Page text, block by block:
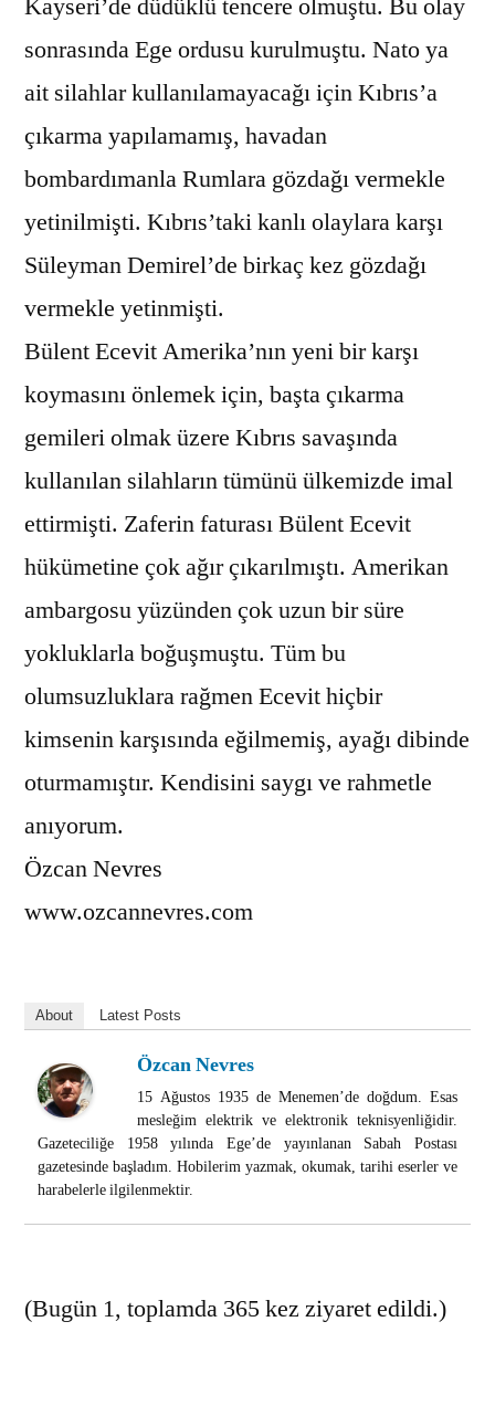
sonrasında Ege ordusu kurulmuştu. Nato ya
ait silahlar kullanılamayacağı için Kıbrıs’a
çıkarma yapılamamış, havadan
bombardımanla Rumlara gözdağı vermekle
yetinilmişti. Kıbrıs’taki kanlı olaylara karşı
Süleyman Demirel’de birkaç kez gözdağı
vermekle yetinmişti.
Bülent Ecevit Amerika’nın yeni bir karşı
koymasını önlemek için, başta çıkarma
gemileri olmak üzere Kıbrıs savaşında
kullanılan silahların tümünü ülkemizde imal
ettirmişti. Zaferin faturası Bülent Ecevit
hükümetine çok ağır çıkarılmıştı. Amerikan
ambargosu yüzünden çok uzun bir süre
yokluklarla boğuşmuştu. Tüm bu
olumsuzluklara rağmen Ecevit hiçbir
kimsenin karşısında eğilmemiş, ayağı dibinde
oturmamıştır. Kendisini saygı ve rahmetle
anıyorum.
Özcan Nevres
www.ozcannevres.com
About Latest Posts
Özcan Nevres
15 Ağustos 1935 de Menemen’de doğdum. Esas
mesleğim elektrik ve elektronik teknisyenliğidir.
Gazeteciliğe 1958 yılında Ege’de yayınlanan Sabah Postası
gazetesinde başladım. Hobilerim yazmak, okumak, tarihi eserler ve
harabelerle ilgilenmektir.
(Bugün 1, toplamda 365 kez ziyaret edildi.)